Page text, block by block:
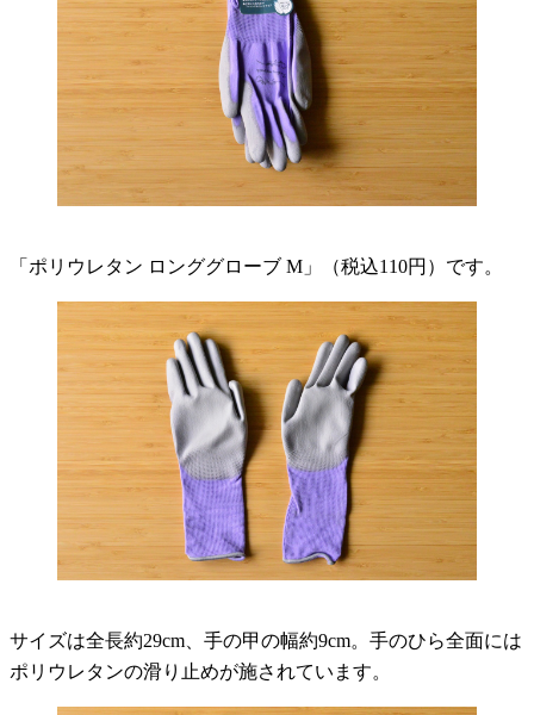
「ポリウレタン ロンググローブ M」（税込110円）です。
サイズは全長約29cm、手の甲の幅約9cm。手のひら全面には
ポリウレタンの滑り止めが施されています。